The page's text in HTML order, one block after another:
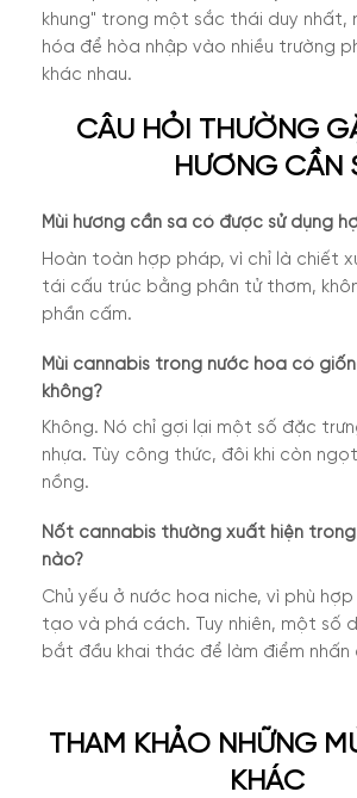
khung" trong một sắc thái duy nhất,
hóa để hòa nhập vào nhiều trường
khác nhau.
CÂU HỎI THƯỜNG
HƯƠNG CẦN
Mùi hương cần sa có được sử dụng
Hoàn toàn hợp pháp, vì chỉ là chiết
tái cấu trúc bằng phân tử thơm,
phần cấm.
Mùi cannabis trong nước hoa có
không?
Không. Nó chỉ gợi lại một số đặc
nhựa. Tùy công thức, đôi khi còn
nồng.
Nốt cannabis thường xuất hiện
nào?
Chủ yếu ở nước hoa niche, vì phù
tạo và phá cách. Tuy nhiên, một số
bắt đầu khai thác để làm điểm nhấn
THAM KHẢO NHỮNG
KHÁC